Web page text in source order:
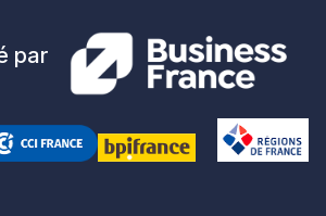
par